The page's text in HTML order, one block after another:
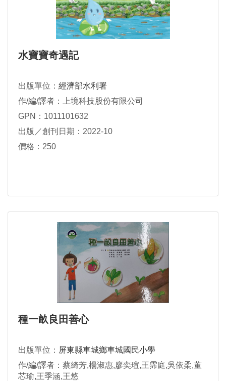
水寶寶奇遇記
出版單位： 經濟部水利署
作/編/譯者：上境科技股份有限公司
GPN：1011101632
出版／創刊日期：2022-10
價格：250
種一畝良田善心
出版單位： 屏東縣車城鄉車城國民小學
作/編/譯者：蔡綺芳,楊淑惠,廖奕瑄,王霈庭,吳依柔,董
芯瑜,王季涵,王悠